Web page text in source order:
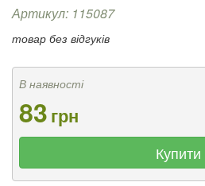
Артикул: 115087
товар без відгуків
В наявності
83грн
Купити